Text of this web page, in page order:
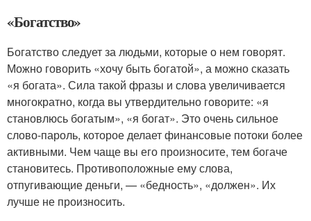
«Богатство»
Богатство следует за людьми, которые о нем говорят.
Можно говорить «хочу быть богатой», а можно сказать
«я богата». Сила такой фразы и слова увеличивается
многократно, когда вы утвердительно говорите: «я
становлюсь богатым», «я богат». Это очень сильное
слово-пароль, которое делает финансовые потоки более
активными. Чем чаще вы его произносите, тем богаче
становитесь. Противоположные ему слова,
отпугивающие деньги, — «бедность», «должен». Их
лучше не произносить.